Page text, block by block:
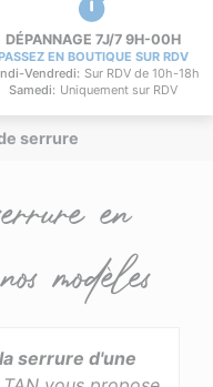
DÉPANNAGE 7J/7 9H-00H
EN BOUTIQUE SUR RDV
Vendredi: Sur RDV de 10h-18h
Samedi: Uniquement sur RDV
serrure
en
modèles
serrure d'une